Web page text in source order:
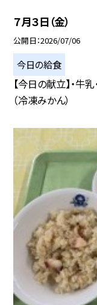
７月３日（金）
公開日 2026/07/06
今日の給食
【今日の献立】・牛
（冷凍みかん）